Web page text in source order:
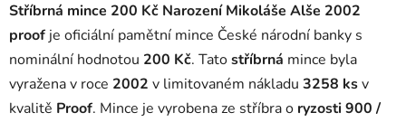
Stříbrná mince 200 Kč Narození Mikoláše Alše 2002
proof je oficiální pamětní mince České národní banky s
nominální hodnotou 200 Kč. Tatostříbrná mince byla
vyražena v roce 2002 v limitovaném nákladu 3258 ksv
kvalitě Proof. Mince je vyrobena ze stříbra o ryzosti 900 /